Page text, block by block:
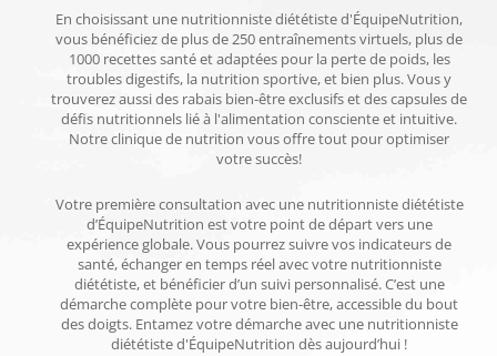
En choisissant une nutritionniste diététiste d'ÉquipeNutrition,
vous bénéficiez de plus de 250 entraînements virtuels, plus de
1000 recettes santé et adaptées pour la perte de poids, les
troubles digestifs, la nutrition sportive, et bien plus. Vous y
trouverez aussi des rabais bien-être exclusifs et des capsules de
défis nutritionnels lié à l'alimentation consciente et intuitive.
Notre clinique de nutrition vous offre tout pour optimiser
votre succès!
Votre première consultation avec une nutritionniste diététiste
d’ÉquipeNutrition est votre point de départ vers une
expérience globale. Vous pourrez suivre vos indicateurs de
santé, échanger en temps réel avec votre nutritionniste
diététiste, et bénéficier d’un suivi personnalisé. C’est une
démarche complète pour votre bien-être, accessible du bout
des doigts. Entamez votre démarche avec une nutritionniste
diététiste d'ÉquipeNutrition dès aujourd’hui !